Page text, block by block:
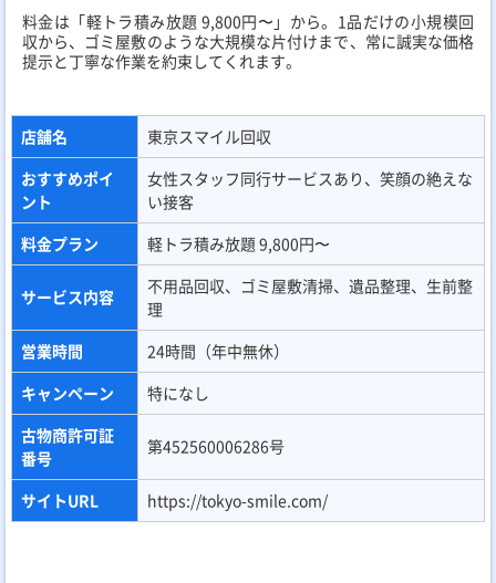
料金は「軽トラ積み放題 9,800円〜」から。1品だけの小規模回
収から、ゴミ屋敷のような大規模な片付けまで、常に誠実な価格
提示と丁寧な作業を約束してくれます。
店舗名
東京スマイル回収
おすすめポイ
ント
女性スタッフ同行サービスあり、笑顔の絶えな
い接客
料金プラン
軽トラ積み放題 9,800円〜
サービス内容
不用品回収、ゴミ屋敷清掃、遺品整理、生前整
理
営業時間
24時間（年中無休）
キャンペーン
特になし
古物商許可証
番号
第452560006286号
サイトURL https://tokyo-smile.com/